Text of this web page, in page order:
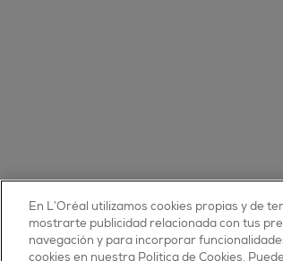
© 2025 essie todos los
condiciones de
En L’Oréal utilizamos cookies propias y de
mostrarte publicidad relacionada con tus
navegación y para incorporar
cookies en nuestra Política de Cookies.